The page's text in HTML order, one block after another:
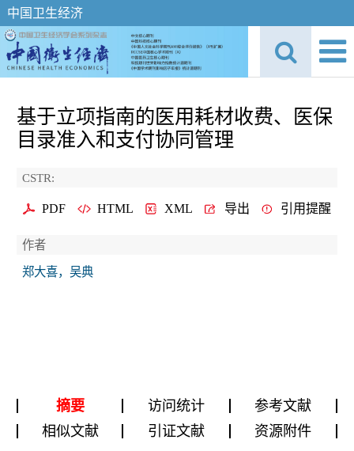
中国卫生经济
基于立项指南的医用耗材收费、医保
目录准入和支付协同管理
CSTR:
PDF HTML XML 导出 引用提醒
作者
郑大喜，吴典
摘要 访问统计
参考文献
相似文献
引证文献 资源附件